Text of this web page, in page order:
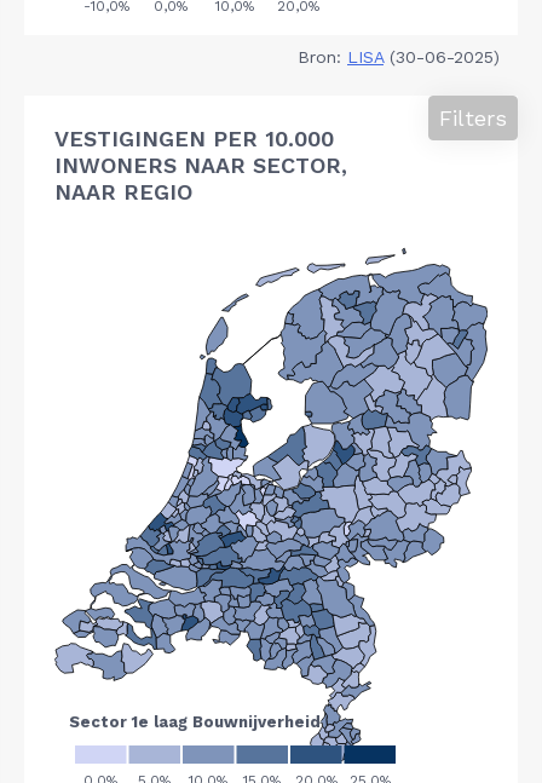
Bron: LISA(30-06-2025)
VESTIGINGEN PER 10.000
INWONERS NAAR SECTOR,
NAAR REGIO
Filters